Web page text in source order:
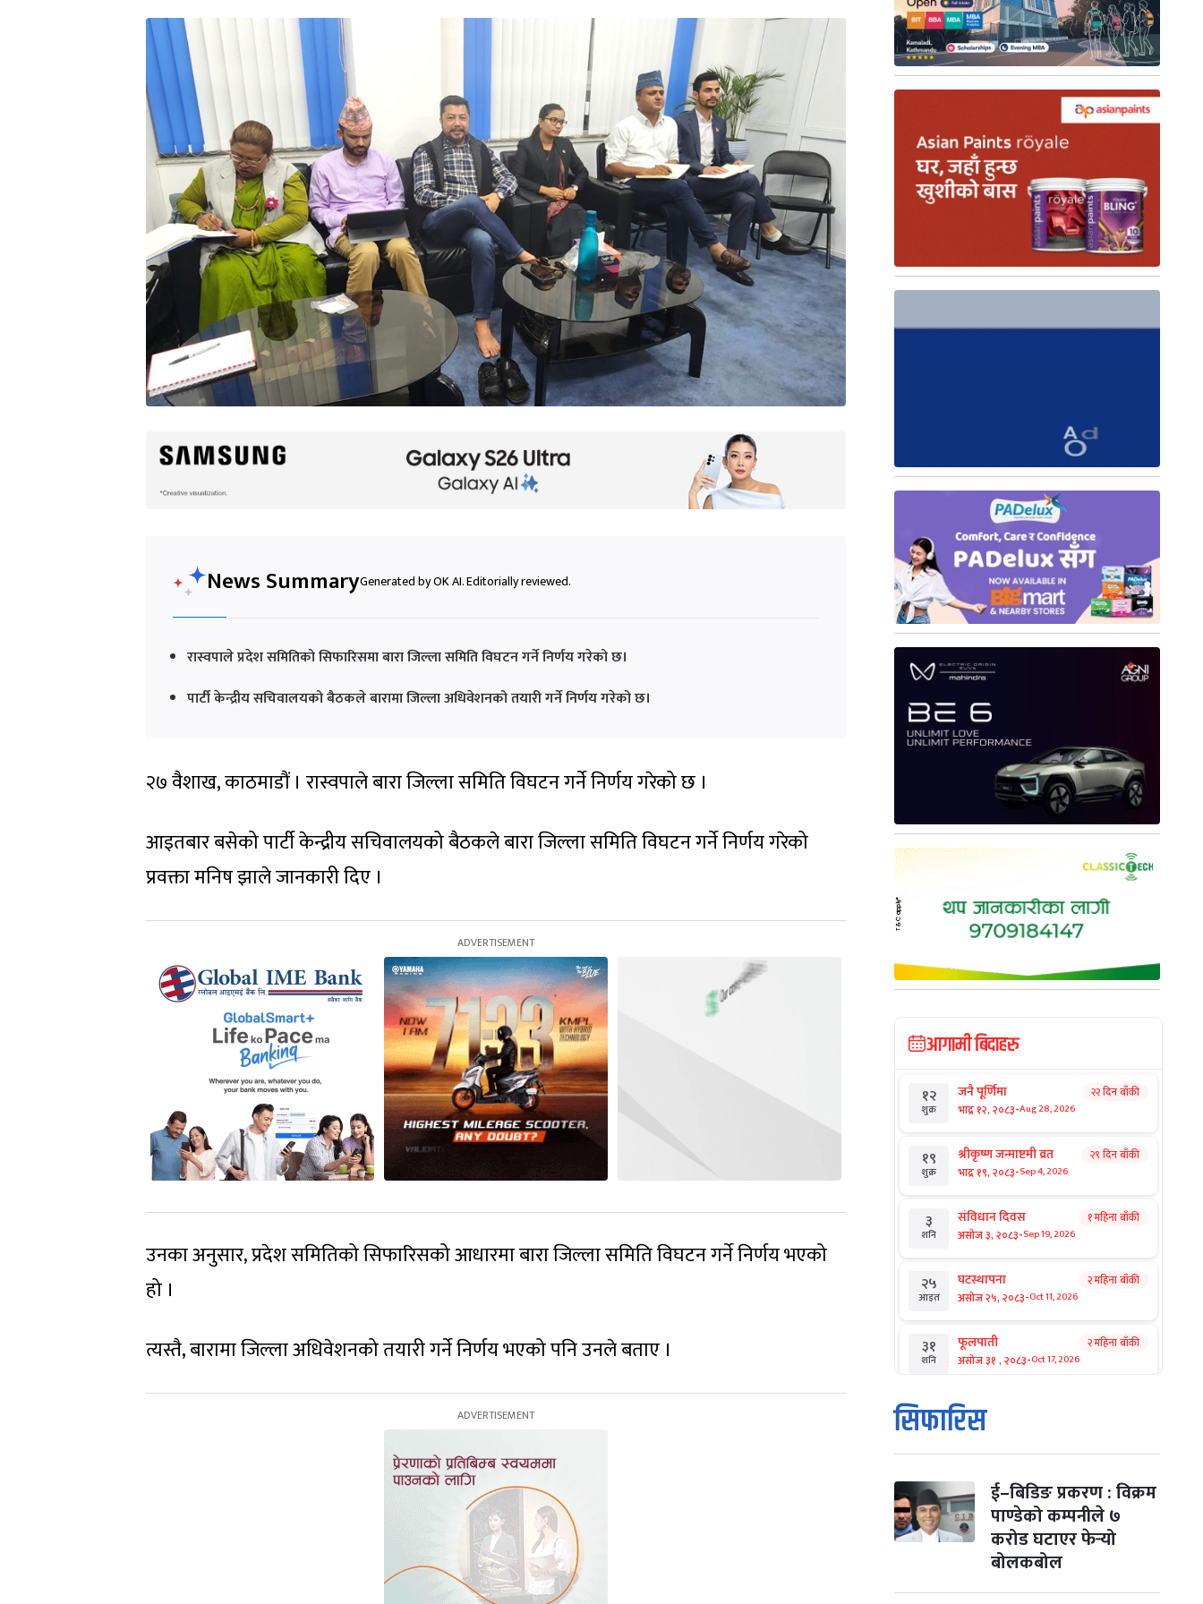
News SummaryGenerated by OK AI. Editorially reviewed.
रास्वपाले प्रदेश समितिको सिफारिसमा बारा जिल्ला समिति विघटन गर्ने निर्णय गरेको छ।
पार्टी केन्द्रीय सचिवालयको बैठकले बारामा जिल्ला अधिवेशनको तयारी गर्ने निर्णय गरेको छ।
२७ वैशाख, काठमाडौं । रास्वपाले बारा जिल्ला समिति विघटन गर्ने निर्णय गरेको छ ।
आइतबार बसेको पार्टी केन्द्रीय सचिवालयको बैठकले बारा जिल्ला समिति विघटन गर्ने निर्णय गरेको
प्रवक्ता मनिष झाले जानकारी दिए ।
उनका अनुसार, प्रदेश समितिको सिफारिसको आधारमा बारा जिल्ला समिति विघटन गर्ने निर्णय भएको
हो ।
त्यस्तै, बारामा जिल्ला अधिवेशनको तयारी गर्ने निर्णय भएको पनि उनले बताए ।
आगामी बिदाहरु
१२
शुक्र
जनै पूर्णिमा
भाद्र १२, २०८३-Aug 28, 2026
२२ दिन बाँकी
१९
शुक्र
श्रीकृष्ण जन्माष्टमी व्रत
भाद्र १९, २०८३-Sep 4, 2026
२९ दिन बाँकी
३
शनि
संविधान दिवस
असोज ३, २०८३-Sep 19, 2026
१ महिना बाँकी
२५
आइत
घटस्थापना
असोज २५, २०८३-Oct 11, 2026
२ महिना बाँकी
३१
शनि
फूलपाती
असोज ३१ , २०८३-Oct 17, 2026
२ महिना बाँकी
१
आइत
कार्तिक सङ्क्रान्ति
कार्तिक १, २०८३
मंगल कार्तिक ३, २०८३-Oct 20, 2026
४ विजयादशमी
कार्तिक ४, २०८३- Oct 21, 2026
२ महिना बाँकी
५ पापा‌ङ्कुशा एकादशी व्रत २ महिना बाँकी
सिफारिस
ई–बिडिङ प्रकरण : विक्रम
पाण्डेको कम्पनीले ७
करोड घटाएर फेर्‍यो
बोलकबोल